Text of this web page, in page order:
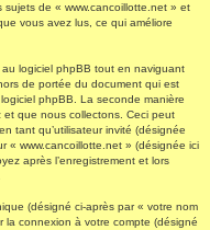
de « www.cancoillotte.net » et
vous avez lus, ce qui améliore
logiciel phpBB tout en naviguant
de portée du document qui est
phpBB. La seconde manière
et que nous collectons. Ceci peut
tant qu’utilisateur invité (désignée
« www.cancoillotte.net » (désignée ici
après l’enregistrement et lors
(désigné ci-après par « votre nom
la connexion à votre compte (désigné